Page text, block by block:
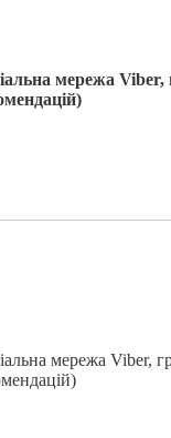
мережа Viber,
мережа Viber,